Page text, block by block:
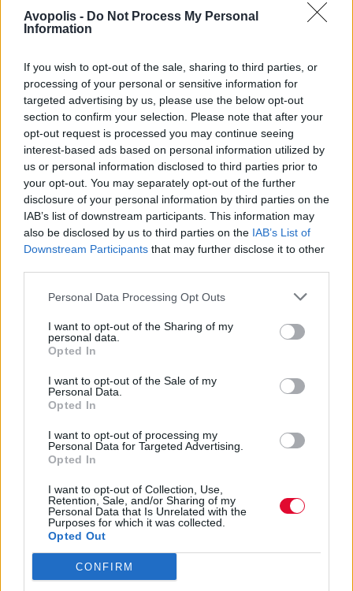
Avopolis - Do Not Process My Personal
Information
If you wish to opt-out of the sale, sharing to third parties, or
processing of your personal or sensitive information for
targeted advertising by us, please use the below opt-out
section to confirm your selection. Please note that after your
opt-out request is processed you may continue seeing
interest-based ads based on personal information utilized by
us or personal information disclosed to third parties prior to
your opt-out. You may separately opt-out of the further
disclosure of your personal information by third parties on the
IAB’s list of downstream participants. This information may
also be disclosed by us to third parties on the IAB’s List of
Downstream Participants that may further disclose it to other
Personal Data Processing Opt Outs
I want to opt-out of the Sharing of my
personal data.
Opted In
I want to opt-out of the Sale of my
Personal Data.
Opted In
I want to opt-out of processing my
Personal Data for Targeted Advertising.
Opted In
I want to opt-out of Collection, Use,
Retention, Sale, and/or Sharing of my
Personal Data that Is Unrelated with the
Purposes for which it was collected.
Opted Out
CONFIRM
Mεταμεσονύχτιο live για U2 & Muse
ΣΤΥΛΙΑΝΌΣ ΤΖΙΡΊΤΑΣ ΑΠΡ 18,2011
Οριστικό sold out για το Glastonbury 2011
ΣΤΥΛΙΑΝΌΣ ΤΖΙΡΊΤΑΣ ΑΠΡ 18,2011
Ειδική μεταχείριση των Depeche Mode στο
Personal Jesus
Σφαγή του Ozzy από την αμερικάνικη εφορία
ΣΤΥΛΙΑΝΌΣ ΤΖΙΡΊΤΑΣ
Το πρώτο ολογραφικό κονσέρτο θα γίνει από
τον Alice Cooper
ΣΤΥΛΙΑΝΌΣ ΤΖΙΡΊΤΑΣ ΑΠΡ 15,2011
Iggy και Ke$ha σε αφίσα κατά της σφαγής της
φώκιας στον Καναδά